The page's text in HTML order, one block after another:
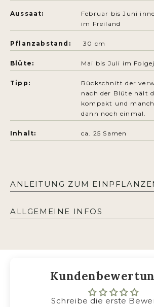
Aussaat:
Februar bis Juni
im Freiland
Pflanzabstand: 30 cm
Blüte: Mai bis Juli im
Tipp:
Rückschnitt der
nach der Blüte hält
kompakt und
dann noch einmal.
Inhalt: ca. 25 Samen
ANLEITUNG ZUM
HIER
ALLGEMEINE INFOS
Schreibe die erste